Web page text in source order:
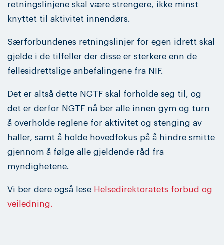
retningslinjene skal være strengere, ikke minst
knyttet til aktivitet innendørs.
Særforbundenes retningslinjer for egen idrett skal
gjelde i de tilfeller der disse er sterkere enn de
fellesidrettslige anbefalingene fra NIF.
Det er altså dette NGTF skal forholde seg til, og
det er derfor NGTF nå ber alle innen gym og turn
å overholde reglene for aktivitet og stenging av
haller, samt å holde hovedfokus på å hindre smitte
gjennom å følge alle gjeldende råd fra
myndighetene.
Vi ber dere også lese Helsedirektoratets forbud og
veiledning.